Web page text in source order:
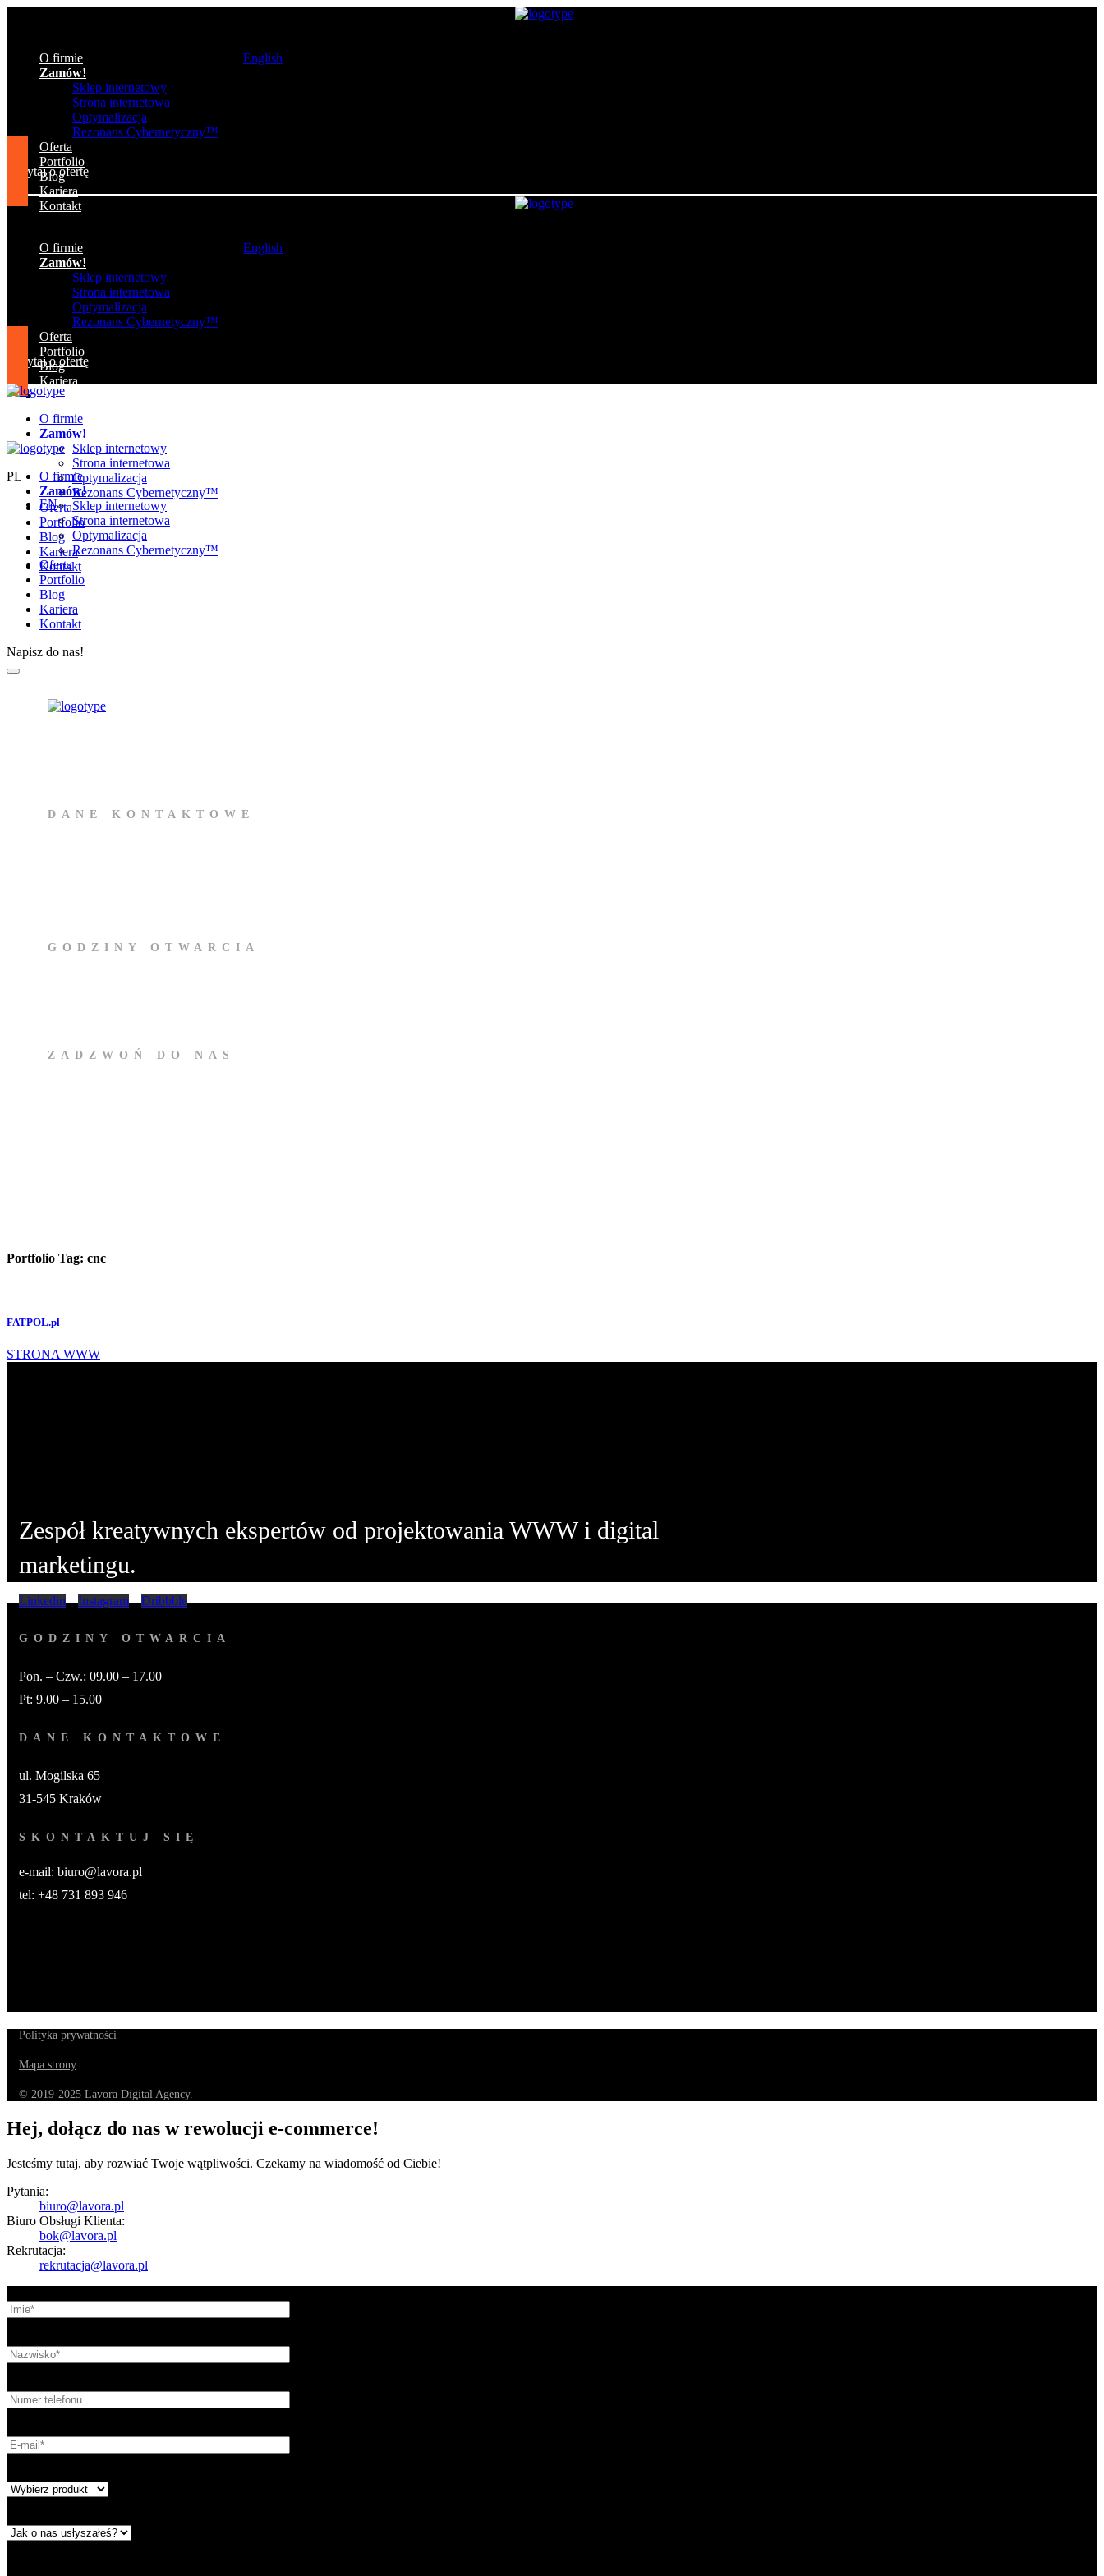
O firmie
Zamów!
Sklep internetowy
Strona internetowa
Optymalizacja
Rezonans Cybernetyczny™
Oferta
Portfolio
Blog
Kariera
Kontakt
English
Zapytaj o ofertę
O firmie
Zamów!
Sklep internetowy
Strona internetowa
Optymalizacja
Rezonans Cybernetyczny™
Oferta
Portfolio
Blog
Kariera
Kontakt
English
Zapytaj o ofertę
O firmie
Zamów!
Sklep internetowy
Strona internetowa
Optymalizacja
Rezonans Cybernetyczny™
Oferta
Portfolio
Blog
Kariera
Kontakt
PL
EN
O firmie
Zamów!
Sklep internetowy
Strona internetowa
Optymalizacja
Rezonans Cybernetyczny™
Oferta
Portfolio
Blog
Kariera
Kontakt
Napisz do nas!
DANE KONTAKTOWE
GODZINY OTWARCIA
ZADZWOŃ DO NAS
Portfolio Tag: cnc
FATPOL.pl
STRONA WWW
Zespół kreatywnych ekspertów od projektowania WWW i digital
marketingu.
Linkedin Instagram Dribbble
GODZINY OTWARCIA
Pon. – Czw.: 09.00 – 17.00
Pt: 9.00 – 15.00
DANE KONTAKTOWE
ul. Mogilska 65
31-545 Kraków
SKONTAKTUJ SIĘ
e-mail: biuro@lavora.pl
tel: +48 731 893 946
Polityka prywatności
Mapa strony
© 2019-2025 Lavora Digital Agency.
Hej, dołącz do nas w rewolucji e-commerce!
Jesteśmy tutaj, aby rozwiać Twoje wątpliwości. Czekamy na wiadomość od Ciebie!
Pytania:
biuro@lavora.pl
Biuro Obsługi Klienta:
bok@lavora.pl
Rekrutacja:
rekrutacja@lavora.pl